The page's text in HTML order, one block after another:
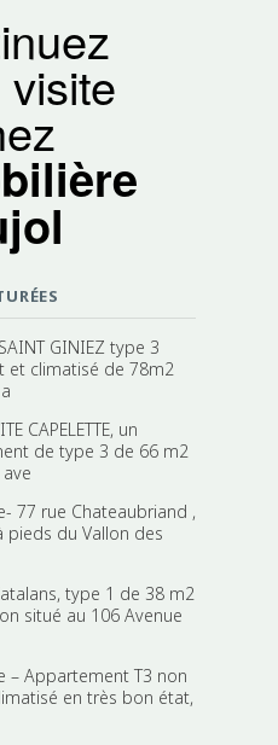
SAINT GINIEZ type 3
et climatisé de 78m2
CAPELETTE, un
de type 3 de 66 m2
77 rue Chateaubriand ,
pieds du Vallon des
type 1 de 38 m2
situé au 106 Avenue
– Appartement T3 non
en très bon état,